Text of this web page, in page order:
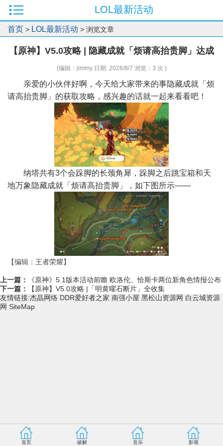
LOL最新活动
首页 > LOL最新活动 > 浏览文章
【原神】V5.0攻略 | 隐藏成就「烦请高抬贵脚」达成
(编辑：jimmy 日期: 2026/8/7 浏览：3 次 )
亲爱的小伙伴好啊，今天给大家带来的事隐藏成就「烦
请高抬贵脚」的获取攻略，感兴趣的话就一起来看看吧！
纳塔共有3个会跺脚的长颈角犀，跺脚之后跳宝箱和天
地万象隐藏成就「烦请高抬贵脚」，如下图所示——
【编辑：王者荣耀】
上一篇：
《原神》5.1版本活动前瞻 欧洛伦、恰斯卡两位新角色情报公布
下一篇：
【原神】V5.0攻略 |「明黄曜石断片」全收集
友情链接:杰晶网络 DDR爱好者之家 南强小屋 黑松山资源网 白云城资源
网 SiteMap
首页 破解 音乐 影视